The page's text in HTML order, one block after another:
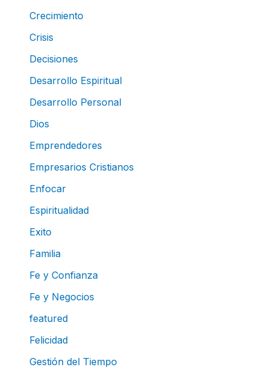
Crecimiento
Crisis
Decisiones
Desarrollo Espiritual
Desarrollo Personal
Dios
Emprendedores
Empresarios Cristianos
Enfocar
Espiritualidad
Exito
Familia
Fe y Confianza
Fe y Negocios
featured
Felicidad
Gestión del Tiempo